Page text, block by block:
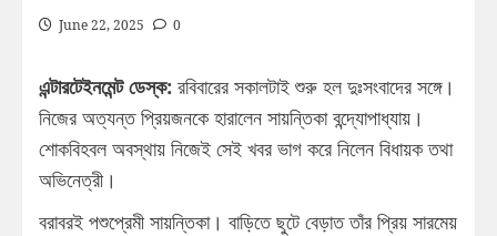
June 22, 2025 0
এন্টারটেইনমেন্ট ডেস্ক: রবিবারের সকালটাই শুরু হল দুঃসংবাদের সঙ্গে।
নিজের অত্যন্ত প্রিয়জনকে হারালেন সায়ন্তিকা বন্দ্যোপাধ্যায়।
শোকবিহবল অবস্থায় নিজেই সেই খবর ভাগ করে নিলেন বিধায়ক তথা
অভিনেত্রী।
বরাবরই পশুপ্রেমী সায়ন্তিকা। বাড়িতে ছুটে বেড়াত তাঁর প্রিয় সারমেয়